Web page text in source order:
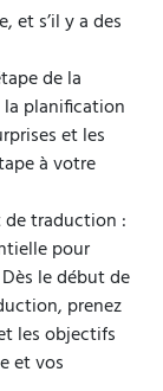
et s’il y a des
de la
planification
et les
à votre
de traduction :
pour
le début de
prenez
les objectifs
et vos